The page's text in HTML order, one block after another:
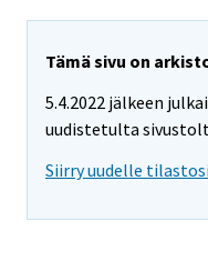
Tämä sivu on
5.4.2022 jälkeen
uudistetulta
Siirry uudelle